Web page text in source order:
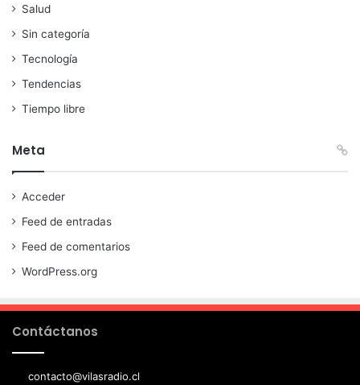
Salud
Sin categoría
Tecnología
Tendencias
Tiempo libre
Meta
Acceder
Feed de entradas
Feed de comentarios
WordPress.org
Contáctanos
contacto@vilasradio.cl